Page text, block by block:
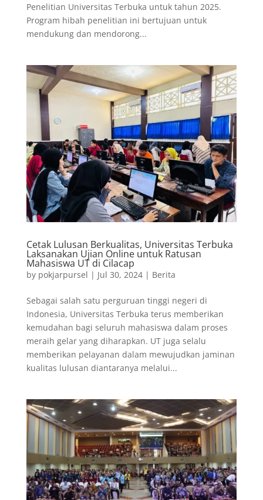
Penelitian Universitas Terbuka untuk tahun 2025.
Program hibah penelitian ini bertujuan untuk
mendukung dan mendorong...
Cetak Lulusan Berkualitas, Universitas Terbuka
Laksanakan Ujian Online untuk Ratusan
Mahasiswa UT di Cilacap
by pokjarpursel | Jul 30, 2024| Berita
Sebagai salah satu perguruan tinggi negeri di
Indonesia, Universitas Terbuka terus memberikan
kemudahan bagi seluruh mahasiswa dalam proses
meraih gelar yang diharapkan. UT juga selalu
memberikan pelayanan dalam mewujudkan jaminan
kualitas lulusan diantaranya melalui...